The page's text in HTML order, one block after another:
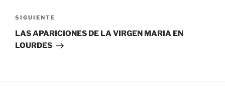
SIGUIENTE
LAS APARICIONES DE LA VIRGEN MARIA EN
LOURDES